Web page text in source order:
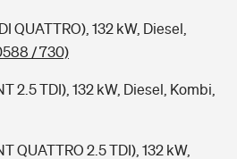
QUATTRO), 132 kW, Diesel,
/ 730)
2.5 TDI), 132 kW, Diesel, Kombi,
QUATTRO 2.5 TDI), 132 kW,